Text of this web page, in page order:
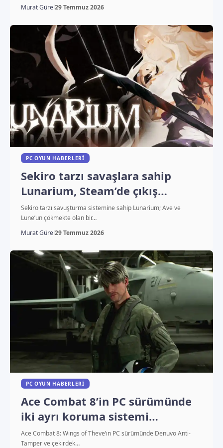
Murat Gürel29 Temmuz 2026
PC OYUN HABERLERI
Sekiro tarzı savaşlara sahip
Lunarium, Steam’de çıkış
yapıyor
Sekiro tarzı savuşturma sistemine sahip Lunarium; Ave ve
Lune’un çökmekte olan bir…
Murat Gürel29 Temmuz 2026
PC OYUN HABERLERI
Ace Combat 8’in PC sürümünde
iki ayrı koruma sistemi
kullanılacak
Ace Combat 8: Wings of Theve’ın PC sürümünde Denuvo Anti-
Tamper ve çekirdek…